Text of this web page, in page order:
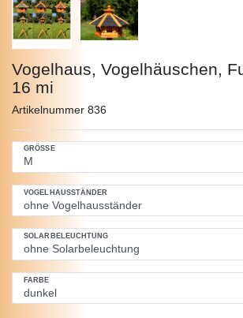
Vogelhaus, Vogelhäuschen,
16 mi
Artikelnummer 836
GRÖSSE
VOGELHAUSSTÄNDER
SOLARBELEUCHTUNG
FARBE